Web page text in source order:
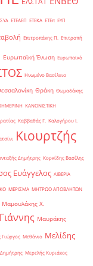
ΕΤΕΑΕΠ ΕΤΕΚΑ ΕΤΕπ ΕΥΠ
Επιτροπάκης Π. Επιτροπή
Ευρωπαϊκή Ένωση Ευρωπαϊκό
Ηνωμένο Βασίλειο
Θράκη Θωμαδάκης
ΚΑΝΟΝΙΣΤΙΚΗ
Καββαθάς Γ. Καλογήρου Ι.
Κιουρτζής
Δημήτρης Κορκίδης Βασίλης
Ευάγγελος ΛΙΒΕΡΙΑ
ΜΕΡΙΣΜΑ ΜΗΤΡΩΟ ΑΠΟΒΛΗΤΩΝ
Μαμουλάκης Χ.
Μαυράκης
Μεθάνιο Μελίδης
Μερελής Κυριάκος